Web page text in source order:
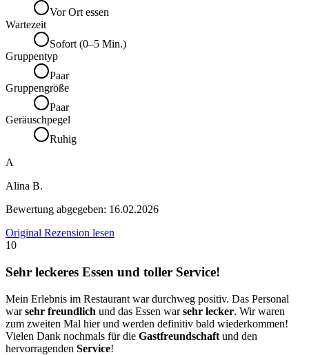
Vor Ort essen
Wartezeit
Sofort (0–5 Min.)
Gruppentyp
Paar
Gruppengröße
Paar
Geräuschpegel
Ruhig
A
Alina B.
Bewertung abgegeben: 16.02.2026
Original Rezension lesen
10
Sehr leckeres Essen und toller Service!
Mein Erlebnis im Restaurant war durchweg positiv. Das Personal
warsehr freundlich und das Essen warsehr lecker. Wir waren
zum zweiten Mal hier und werden definitiv bald wiederkommen!
Vielen Dank nochmals für die Gastfreundschaft und den
hervorragenden Service!